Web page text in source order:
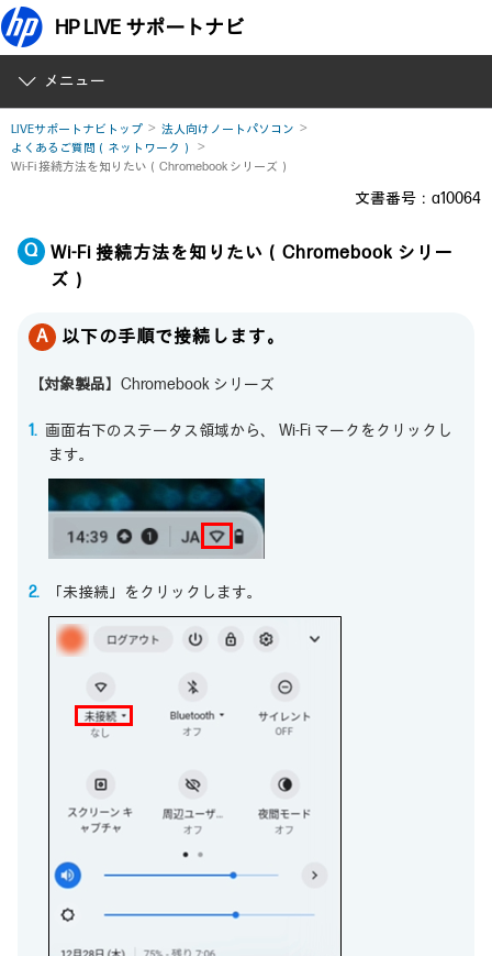
HP LIVE サポートナビ
メニュー
LIVEサポートナビトップ
法人向けノートパソコン
よくあるご質問（ネットワーク）
Wi-Fi 接続方法を知りたい（Chromebook シリーズ）
文書番号：a10064
Wi-Fi 接続方法を知りたい（Chromebook シリー
ズ）
以下の手順で接続します。
【対象製品】 Chromebook シリーズ
画面右下のステータス領域から、 Wi-Fi マークをクリックし
ます。
「未接続」をクリックします。